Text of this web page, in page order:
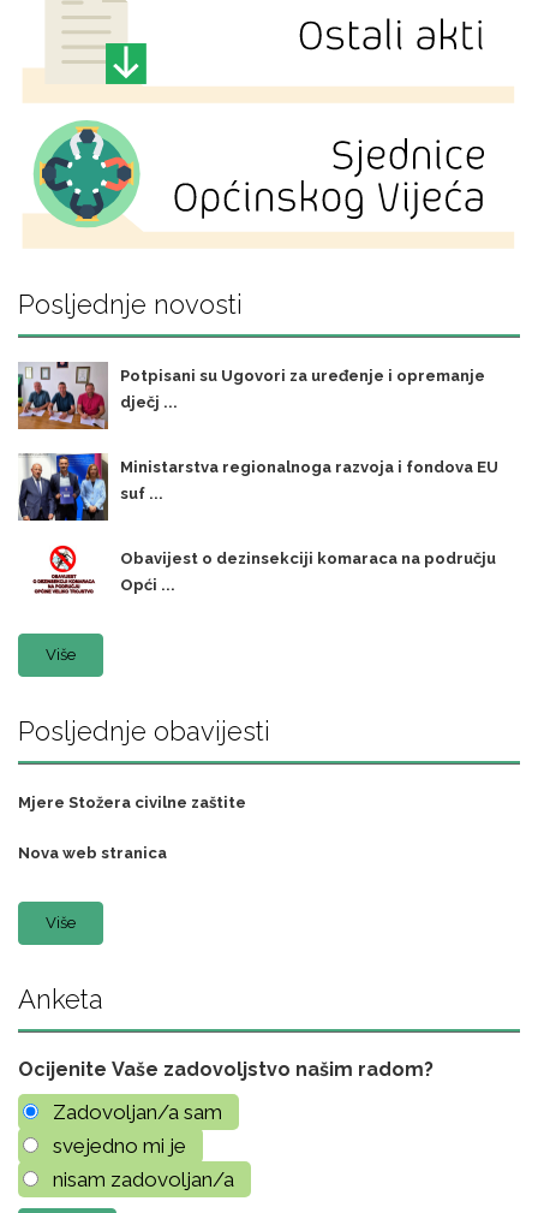
Posljednje novosti
Potpisani su Ugovori za uređenje i opremanje
dječj ...
Ministarstva regionalnoga razvoja i fondova EU
suf ...
Obavijest o dezinsekciji komaraca na području
Opći ...
Više
Posljednje obavijesti
Mjere Stožera civilne zaštite
Nova web stranica
Više
Anketa
Ocijenite Vaše zadovoljstvo našim radom?
Zadovoljan/a sam
svejedno mi je
nisam zadovoljan/a